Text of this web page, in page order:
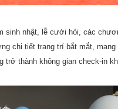
nhật, lễ cưới hỏi, các
chi tiết trang trí bắt mắt, mang
trở thành không gian check-in